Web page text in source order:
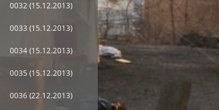
0032 (15.12.2013)
0033 (15.12.2013)
0034 (15.12.2013)
0035 (15.12.2013)
0036 (22.12.2013)